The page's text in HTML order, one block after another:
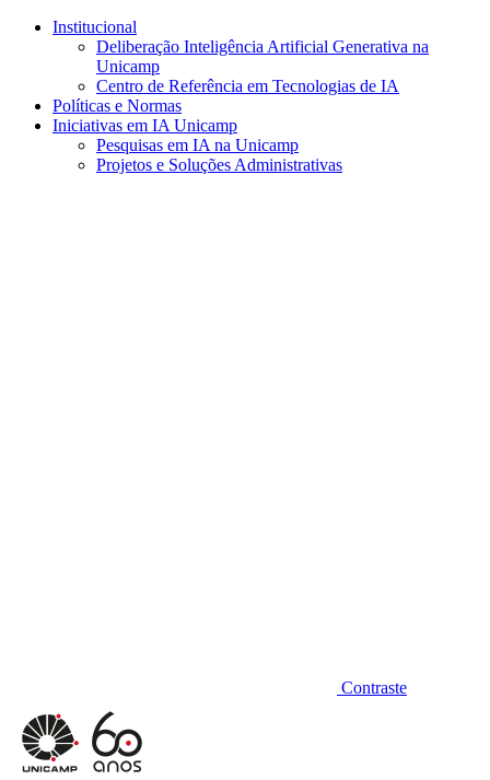
Conteúdo principal
Institucional
Deliberação Inteligência Artificial Generativa na
Unicamp
Centro de Referência em Tecnologias de IA
Políticas e Normas
Iniciativas em IA Unicamp
Pesquisas em IA na Unicamp
Projetos e Soluções Administrativas
Contraste